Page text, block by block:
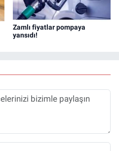
Zamlı fiyatlar pompaya
yansıdı!